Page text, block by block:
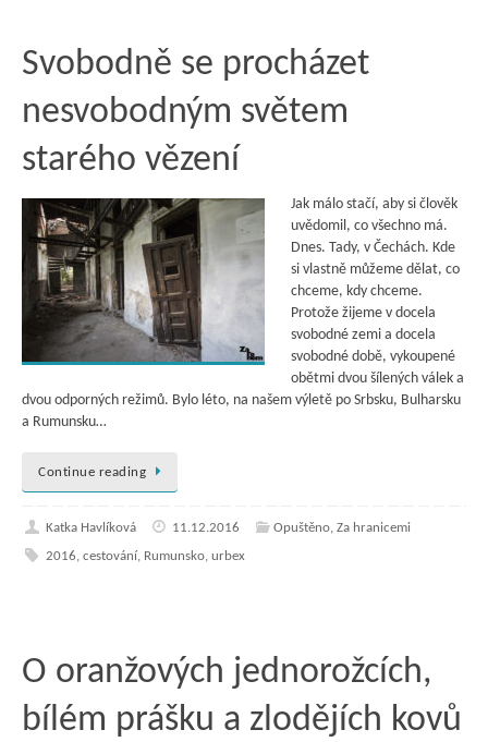
Svobodně se procházet
nesvobodným světem
starého vězení
Jak málo stačí, aby si člověk
uvědomil, co všechno má.
Dnes. Tady, v Čechách. Kde
si vlastně můžeme dělat, co
chceme, kdy chceme.
Protože žijeme v docela
svobodné zemi a docela
svobodné době, vykoupené
obětmi dvou šílených válek a
dvou odporných režimů. Bylo léto, na našem výletě po Srbsku, Bulharsku
a Rumunsku…
Continue reading
Katka Havlíková 11.12.2016 Opuštěno, Za hranicemi
2016, cestování, Rumunsko, urbex
O oranžových jednorožcích,
bílém prášku a zlodějích kovů